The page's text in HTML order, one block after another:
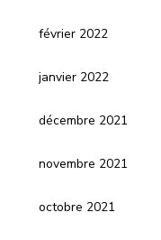
février 2022
janvier 2022
décembre 2021
novembre 2021
octobre 2021